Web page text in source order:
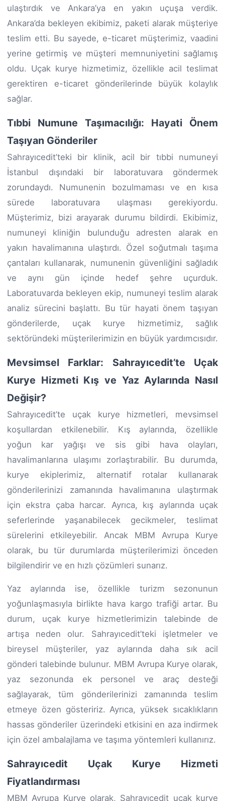
ulaştırdık ve Ankara’ya en yakın uçuşa verdik.
Ankara’da bekleyen ekibimiz, paketi alarak müşteriye
teslim etti. Bu sayede, e-ticaret müşterimiz, vaadini
yerine getirmiş ve müşteri memnuniyetini sağlamış
oldu. Uçak kurye hizmetimiz, özellikle acil teslimat
gerektiren e-ticaret gönderilerinde büyük kolaylık
sağlar.
Tıbbi Numune Taşımacılığı: Hayati Önem
Taşıyan Gönderiler
Sahrayıcedit’teki bir klinik, acil bir tıbbi numuneyi
İstanbul dışındaki bir laboratuvara göndermek
zorundaydı. Numunenin bozulmaması ve en kısa
sürede laboratuvara ulaşması gerekiyordu.
Müşterimiz, bizi arayarak durumu bildirdi. Ekibimiz,
numuneyi kliniğin bulunduğu adresten alarak en
yakın havalimanına ulaştırdı. Özel soğutmalı taşıma
çantaları kullanarak, numunenin güvenliğini sağladık
ve aynı gün içinde hedef şehre uçurduk.
Laboratuvarda bekleyen ekip, numuneyi teslim alarak
analiz sürecini başlattı. Bu tür hayati önem taşıyan
gönderilerde, uçak kurye hizmetimiz, sağlık
sektöründeki müşterilerimizin en büyük yardımcısıdır.
Mevsimsel Farklar: Sahrayıcedit’te Uçak
Kurye Hizmeti Kış ve Yaz Aylarında Nasıl
Değişir?
Sahrayıcedit’te uçak kurye hizmetleri, mevsimsel
koşullardan etkilenebilir. Kış aylarında, özellikle
yoğun kar yağışı ve sis gibi hava olayları,
havalimanlarına ulaşımı zorlaştırabilir. Bu durumda,
kurye ekiplerimiz, alternatif rotalar kullanarak
gönderilerinizi zamanında havalimanına ulaştırmak
için ekstra çaba harcar. Ayrıca, kış aylarında uçak
seferlerinde yaşanabilecek gecikmeler, teslimat
sürelerini etkileyebilir. Ancak MBM Avrupa Kurye
olarak, bu tür durumlarda müşterilerimizi önceden
bilgilendirir ve en hızlı çözümleri sunarız.
Yaz aylarında ise, özellikle turizm sezonunun
yoğunlaşmasıyla birlikte hava kargo trafiği artar. Bu
durum, uçak kurye hizmetlerimizin talebinde de
artışa neden olur. Sahrayıcedit’teki işletmeler ve
bireysel müşteriler, yaz aylarında daha sık acil
gönderi talebinde bulunur. MBM Avrupa Kurye olarak,
yaz sezonunda ek personel ve araç desteği
sağlayarak, tüm gönderilerinizi zamanında teslim
etmeye özen gösteririz. Ayrıca, yüksek sıcaklıkların
hassas gönderiler üzerindeki etkisini en aza indirmek
için özel ambalajlama ve taşıma yöntemleri kullanırız.
Sahrayıcedit Uçak Kurye Hizmeti
Fiyatlandırması
MBM Avrupa Kurye olarak, Sahrayıcedit uçak kurye